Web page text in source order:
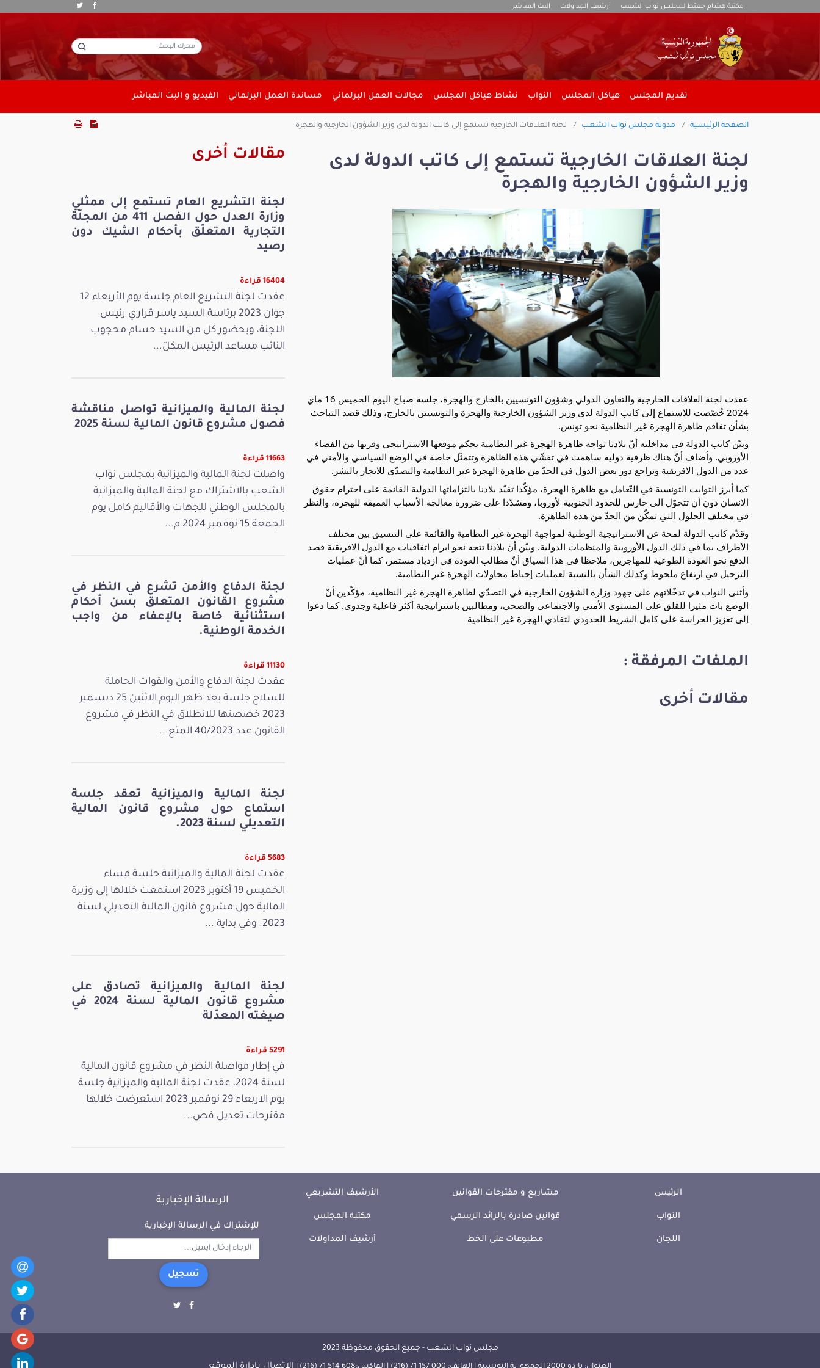
مكتبة هشام جعيّط لمجلس نواب الشعب أرشيف المداولات البث المباشر
تقديم المجلس هياكل المجلس النواب نشاط هياكل المجلس مجالات العمل البرلماني مساندة العمل البرلماني الفيديو و البث المباشر
الصفحة الرئيسية مدونة مجلس نواب الشعب لجنة العلاقات الخارجية تستمع إلى كاتب الدولة لدى وزير الشؤون الخارجية والهجرة
لجنة العلاقات الخارجية تستمع إلى كاتب الدولة لدى
وزير الشؤون الخارجية والهجرة
عقدت لجنة العلاقات الخارجية والتعاون الدولي وشؤون التونسيين بالخارج والهجرة، جلسة صباح اليوم الخميس 16 ماي
2024 خُصّصت للاستماع إلى كاتب الدولة لدى وزير الشؤون الخارجية والهجرة والتونسيين بالخارج، وذلك قصد التباحث
بشأن تفاقم ظاهرة الهجرة غير النظامية نحو تونس.
وبيّن كاتب الدولة في مداخلته أنّ بلادنا تواجه ظاهرة الهجرة غير النظامية بحكم موقعها الاستراتيجي وقربها من الفضاء
الأوروبي. وأضاف أنّ هناك ظرفية دولية ساهمت في تفشّي هذه الظاهرة وتتمثّل خاصة في الوضع السياسي والأمني في
عدد من الدول الافريقية وتراجع دور بعض الدول في الحدّ من ظاهرة الهجرة غير النظامية والتصدّي للاتجار بالبشر.
كما أبرز الثوابت التونسية في التّعامل مع ظاهرة الهجرة، مؤكّدا تقيّد بلادنا بالتزاماتها الدولية القائمة على احترام حقوق
الانسان دون أن تتحوّل الى حارس للحدود الجنوبية لأوروبا، ومشدّدا على ضرورة معالجة الأسباب العميقة للهجرة، والنظر
في مختلف الحلول التي تمكّن من الحدّ من هذه الظاهرة.
وقدّم كاتب الدولة لمحة عن الاستراتيجية الوطنية لمواجهة الهجرة غير النظامية والقائمة على التنسيق بين مختلف
الأطراف بما في ذلك الدول الأوروبية والمنظمات الدولية. وبيّن أن بلادنا تتجه نحو ابرام اتفاقيات مع الدول الافريقية قصد
الدفع نحو العودة الطوعية للمهاجرين، ملاحظا في هذا السياق أنّ مطالب العودة في ازدياد مستمر، كما أنّ عمليات
الترحيل في ارتفاع ملحوظ وكذلك الشأن بالنسبة لعمليات إحباط محاولات الهجرة غير النظامية.
وأثنى النواب في تدخّلاتهم على جهود وزارة الشؤون الخارجية في التصدّي لظاهرة الهجرة غير النظامية، مؤكّدين أنّ
الوضع بات مثيرا للقلق على المستوى الأمني والاجتماعي والصحي، ومطالبين باستراتيجية أكثر فاعلية وجدوى. كما دعوا
إلى تعزيز الحراسة على كامل الشريط الحدودي لتفادي الهجرة غير النظامية
الملفات المرفقة :
مقالات أخرى
مقالات أخرى
لجنة التشريع العام تستمع إلى ممثلي
وزارة العدل حول الفصل 411 من المجلّة
التجارية المتعلّق بأحكام الشيك دون
رصيد
16404 قراءة
عقدت لجنة التشريع العام جلسة يوم الأربعاء 12
جوان 2023 برئاسة السيد ياسر قراري رئيس
اللجنة، وبحضور كل من السيد حسام محجوب
النائب مساعد الرئيس المكلّ...
لجنة المالية والميزانية تواصل مناقشة
فصول مشروع قانون المالية لسنة 2025
11663 قراءة
واصلت لجنة المالية والميزانية بمجلس نواب
الشعب بالاشتراك مع لجنة المالية والميزانية
بالمجلس الوطني للجهات والأقاليم كامل يوم
الجمعة 15 نوفمبر 2024 م...
لجنة الدفاع والأمن تشرع في النظر في
مشروع القانون المتعلق بسن أحكام
استثنائية خاصة بالإعفاء من واجب
الخدمة الوطنية.
11130 قراءة
عقدت لجنة الدفاع والأمن والقوات الحاملة
للسلاح جلسة بعد ظهر اليوم الاثنين 25 ديسمبر
2023 خصصتها للانطلاق في النظر في مشروع
القانون عدد 40/2023 المتع...
لجنة المالية والميزانية تعقد جلسة
استماع حول مشروع قانون المالية
التعديلي لسنة 2023.
5683 قراءة
عقدت لجنة المالية والميزانية جلسة مساء
الخميس 19 أكتوبر 2023 استمعت خلالها إلى وزيرة
المالية حول مشروع قانون المالية التعديلي لسنة
2023. وفي بداية ...
لجنة المالية والميزانية تصادق على
مشروع قانون المالية لسنة 2024 في
صيغته المعدّلة
5291 قراءة
في إطار مواصلة النظر في مشروع قانون المالية
لسنة 2024، عقدت لجنة المالية والميزانية جلسة
يوم الاربعاء 29 نوفمبر 2023 استعرضت خلالها
مقترحات تعديل فص...
الرئيس
النواب
اللجان
مشاريع و مقترحات القوانين
قوانين صادرة بالرائد الرسمي
مطبوعات على الخط
الأرشيف التشريعي
مكتبة المجلس
أرشيف المداولات
الرسالة الإخبارية
للإشتراك في الرسالة الإخبارية
تسجيل
مجلس نواب الشعب - جميع الحقوق محفوظة 2023